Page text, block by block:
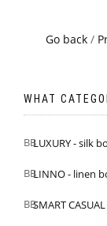
Go back /
WHAT
LUXURY - silk
LINNO - linen
SMART